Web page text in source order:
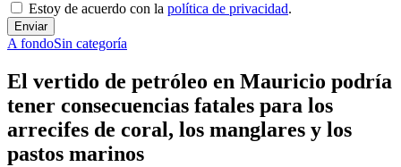
Estoy de acuerdo con la política de privacidad.
A fondoSin categoría
El vertido de petróleo en Mauricio podría
tener consecuencias fatales para los
arrecifes de coral, los manglares y los
pastos marinos